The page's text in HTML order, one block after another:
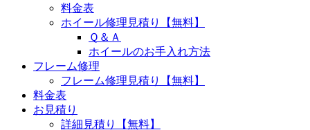
料金表
ホイール修理見積り【無料】
Ｑ＆Ａ
ホイールのお手入れ方法
フレーム修理
フレーム修理見積り【無料】
料金表
お見積り
詳細見積り【無料】